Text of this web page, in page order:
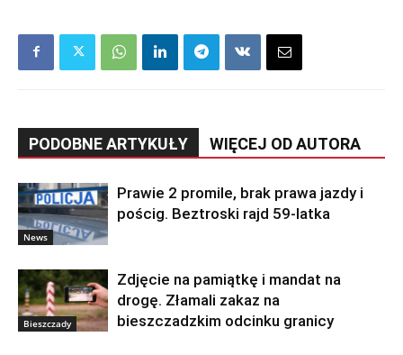
PODOBNE ARTYKUŁY WIĘCEJ OD AUTORA
News
Prawie 2 promile, brak prawa jazdy i
pościg. Beztroski rajd 59-latka
Bieszczady
Zdjęcie na pamiątkę i mandat na
drogę. Złamali zakaz na
bieszczadzkim odcinku granicy